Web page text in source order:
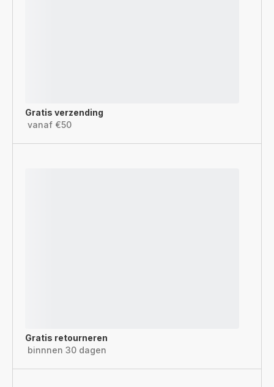
Gratis verzending
vanaf €50
Gratis retourneren
binnnen 30 dagen